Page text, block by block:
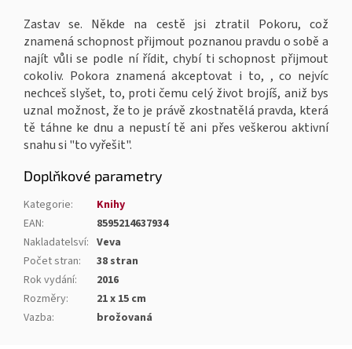
Zastav se. Někde na cestě jsi ztratil Pokoru, což
znamená schopnost přijmout poznanou pravdu o sobě a
najít vůli se podle ní řídit, chybí ti schopnost přijmout
cokoliv. Pokora znamená akceptovat i to, , co nejvíc
nechceš slyšet, to, proti čemu celý život brojíš, aniž bys
uznal možnost, že to je právě zkostnatělá pravda, která
tě táhne ke dnu a nepustí tě ani přes veškerou aktivní
snahu si "to vyřešit".
Doplňkové parametry
Kategorie:
Knihy
EAN:
8595214637934
Nakladatelsví: Veva
Počet stran:
38 stran
Rok vydání:
2016
Rozměry:
21 x 15 cm
Vazba: brožovaná